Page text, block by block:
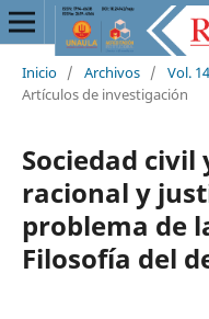
Inicio / Archivos / Vol.
Artículos de investigación
Sociedad civil
racional y
problema de
Filosofía del